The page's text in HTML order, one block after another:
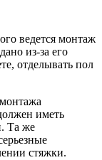
ведется монтаж
из-за его
отделывать пол
иметь
Та же
стяжки.